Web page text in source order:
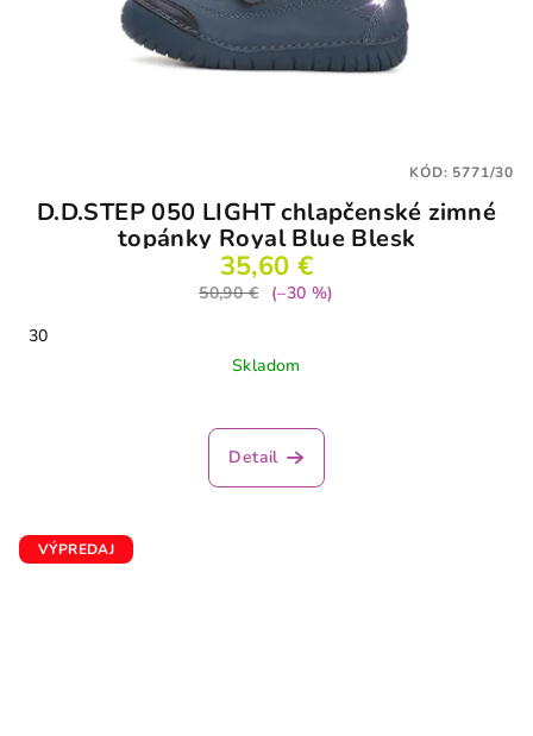
D.D.STEP 050 LIGHT chlapčenské zimné
topánky Royal Blue Blesk
35,60 €
50,90 €
(–30 %)
30
Skladom
hodnotenie
produktu
Detail
KÓD: 5771/30
VÝPREDAJ